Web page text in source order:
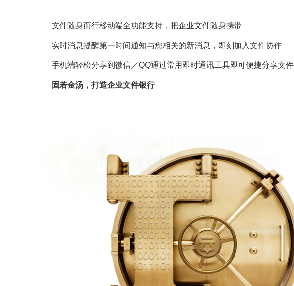
文件随身而行移动端全功能支持，把企业文件随身携带
实时消息提醒第一时间通知与您相关的新消息，即刻加入文件协作
手机端轻松分享到微信／QQ通过常用即时通讯工具即可便捷分享文件
固若金汤，打造企业文件银行